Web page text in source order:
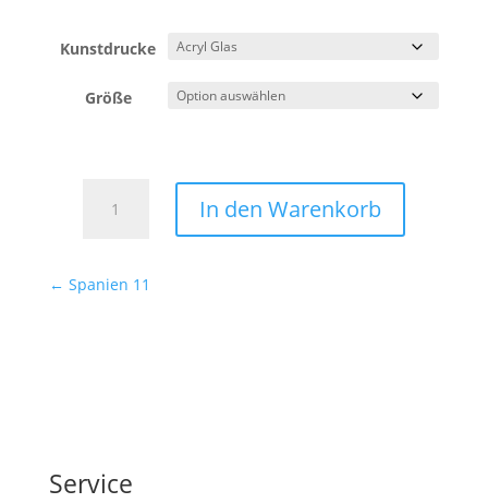
Kunstdrucke
Größe
In den Warenkorb
← Spanien 11
Service